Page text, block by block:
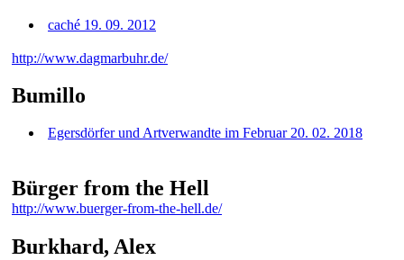
caché 19. 09. 2012
http://www.dagmarbuhr.de/
Bumillo
Egersdörfer und Artverwandte im Februar 20. 02. 2018
Bürger from the Hell
http://www.buerger-from-the-hell.de/
Burkhard, Alex